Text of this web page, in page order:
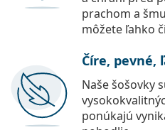
prachom a
môžete ľahko
Číre, pevné,
Naše šošovky
ponúkajú